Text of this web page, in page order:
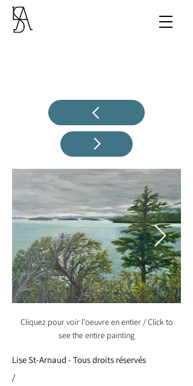
Cliquez pour voir l'oeuvre en entier / Click to
see the entire painting
Lise St-Arnaud - Tous droits réservés
/